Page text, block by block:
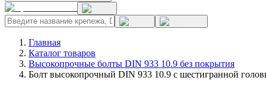
Главная
Каталог товаров
Высокопрочные болты DIN 933 10.9 без покрытия
Болт высокопрочный DIN 933 10.9 с шестигранной